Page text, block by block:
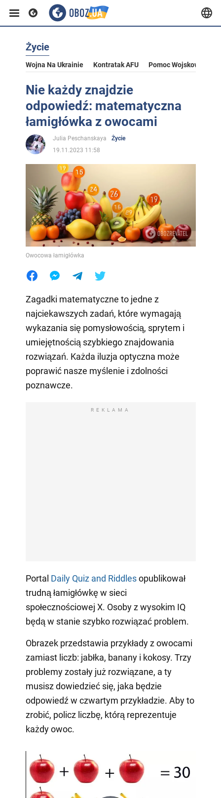
Życie
Wojna Na Ukrainie Kontratak AFU Pomoc Wojskowa Dla
Nie każdy znajdzie
odpowiedź: matematyczna
łamigłówka z owocami
Julia Peschanskaya
Życie
19.11.2023 11:58
Owocowa łamigłówka
Zagadki matematyczne to jedne z
najciekawszych zadań, które wymagają
wykazania się pomysłowością, sprytem i
umiejętnością szybkiego znajdowania
rozwiązań. Każda iluzja optyczna może
poprawić nasze myślenie i zdolności
poznawcze.
REKLAMA
Portal Daily Quiz and Riddlesopublikował
trudną łamigłówkę w sieci
społecznościowej X. Osoby z wysokim IQ
będą w stanie szybko rozwiązać problem.
Obrazek przedstawia przykłady z owocami
zamiast liczb: jabłka, banany i kokosy. Trzy
problemy zostały już rozwiązane, a ty
musisz dowiedzieć się, jaka będzie
odpowiedź w czwartym przykładzie. Aby to
zrobić, policz liczbę, którą reprezentuje
każdy owoc.